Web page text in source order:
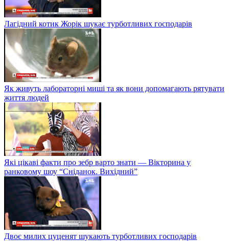
Лагідний котик Жорік шукає турботливих господарів
Як живуть лабораторні миші та як вони допомагають рятувати
життя людей
Які цікаві факти про зебр варто знати — Вікторина у
ранковому шоу “Сніданок. Вихідний”
Двоє милих цуценят шукають турботливих господарів